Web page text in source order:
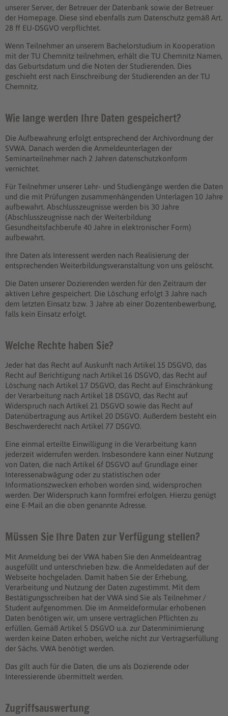
unserer Server, der Betreuer der Datenbank sowie der Betreuer
der Homepage. Diese sind ebenfalls zum Datenschutz gemäß Art.
28 ff EU-DSGVO verpflichtet.
Wenn Teilnehmer an unserem Bachelorstudium in Kooperation
mit der TU Chemnitz teilnehmen, erhält die TU Chemnitz Namen,
das Geburtsdatum und die Noten der Studierenden. Dies
geschieht erst nach Einschreibung der Studierenden an der TU
Chemnitz.
Wie lange werden Ihre Daten gespeichert?
Die Aufbewahrung erfolgt entsprechend der Archivordnung der
SVWA. Danach werden die Anmeldeunterlagen der
Seminarteilnehmer nach 2 Jahren datenschutzkonform
vernichtet.
Für Teilnehmer unserer Lehr- und Studiengänge werden die Daten
und die mit Prüfungen zusammenhängenden Unterlagen 10 Jahre
aufbewahrt. Abschlusszeugnisse werden bis 30 Jahre
(Abschlusszeugnisse nach der Weiterbildung
Gesundheitsfachberufe 40 Jahre in elektronischer Form)
aufbewahrt.
Ihre Daten als Interessent werden nach Realisierung der
entsprechenden Weiterbildungsveranstaltung von uns gelöscht.
Die Daten unserer Dozierenden werden für den Zeitraum der
aktiven Lehre gespeichert. Die Löschung erfolgt 3 Jahre nach
dem letzten Einsatz bzw. 3 Jahre ab einer Dozentenbewerbung,
falls kein Einsatz erfolgt.
Welche Rechte haben Sie?
Jeder hat das Recht auf Auskunft nach Artikel 15 DSGVO, das
Recht auf Berichtigung nach Artikel 16 DSGVO, das Recht auf
Löschung nach Artikel 17 DSGVO, das Recht auf Einschränkung
der Verarbeitung nach Artikel 18 DSGVO, das Recht auf
Widerspruch nach Artikel 21 DSGVO sowie das Recht auf
Datenübertragung aus Artikel 20 DSGVO. Außerdem besteht ein
Beschwerderecht nach Artikel 77 DSGVO.
Eine einmal erteilte Einwilligung in die Verarbeitung kann
jederzeit widerrufen werden. Insbesondere kann einer Nutzung
von Daten, die nach Artikel 6f DSGVO auf Grundlage einer
Interessenabwägung oder zu statistischen oder
Informationszwecken erhoben worden sind, widersprochen
werden. Der Widerspruch kann formfrei erfolgen. Hierzu genügt
eine E-Mail an die oben genannte Adresse.
Müssen Sie Ihre Daten zur Verfügung stellen?
Mit Anmeldung bei der VWA haben Sie den Anmeldeantrag
ausgefüllt und unterschrieben bzw. die Anmeldedaten auf der
Webseite hochgeladen. Damit haben Sie der Erhebung,
Verarbeitung und Nutzung der Daten zugestimmt. Mit dem
Bestätigungsschreiben hat der VWA sind Sie als Teilnehmer /
Student aufgenommen. Die im Anmeldeformular erhobenen
Daten benötigen wir, um unsere vertraglichen Pflichten zu
erfüllen. Gemäß Artikel 5 DSGVO u.a. zur Datenminimierung
werden keine Daten erhoben, welche nicht zur Vertragserfüllung
der Sächs. VWA benötigt werden.
Das gilt auch für die Daten, die uns als Dozierende oder
Interessierende übermittelt werden.
Zugriffsauswertung